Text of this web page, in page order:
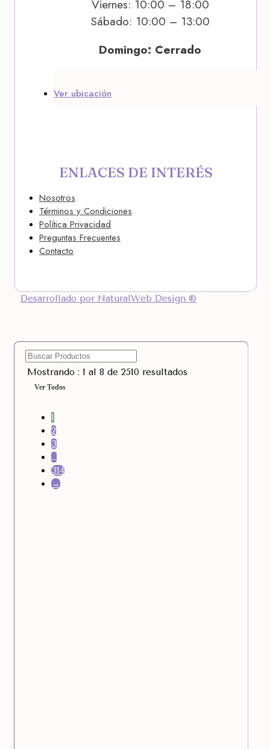
Viernes: 10:00 – 18:00
Sábado: 10:00 – 13:00
Domingo: Cerrado
Ver ubicación
ENLACES DE INTERÉS
Nosotros
Términos y Condiciones
Política Privacidad
Preguntas Frecuentes
Contacto
Desarrollado por NaturalWeb Design ®
Mostrando : 1 al 8 de 2510 resultados
Ver Todos
1
2
3
…
314
→